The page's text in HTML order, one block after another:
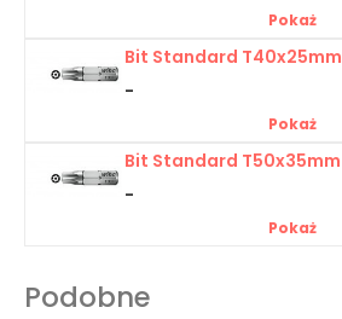
Pokaż
Bit Standard T40x25mm
-
Pokaż
Bit Standard T50x35mm
-
Pokaż
Podobne